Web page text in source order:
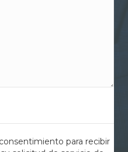
para recibir